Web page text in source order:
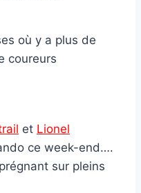
où y a plus de
coureurs
et Lionel
ce week-end….
sur pleins